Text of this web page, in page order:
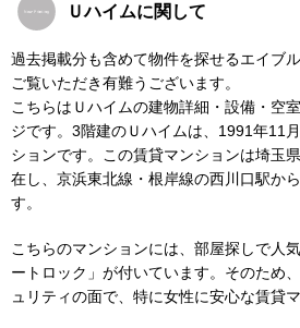
Ｕハイムに関して
過去掲載分も含めて物件を探せるエイブ
ご覧いただき有難うございます。
こちらはＵハイムの建物詳細・設備・空
ジです。3階建のＵハイムは、1991年11
ションです。この賃貸マンションは埼玉
在し、京浜東北線・根岸線の西川口駅か
す。
こちらのマンションには、部屋探しで人
ートロック」が付いています。そのため
ュリティの面で、特に女性に安心な賃貸